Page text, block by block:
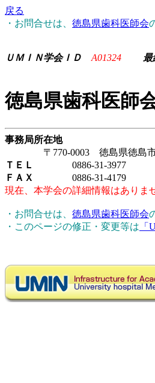
戻る
・お問合せは、 徳島県歯科医師会
ＵＭＩＮ学会ＩＤ A01324 最
徳島県歯科医師
事務局所在地
〒770-0003 徳島県徳島市
ＴＥＬ
0886-31-3977
ＦＡＸ
0886-31-4179
現在、本学会の詳細情報はありま
・お問合せは、 徳島県歯科医師会
・このページの修正・変更等は